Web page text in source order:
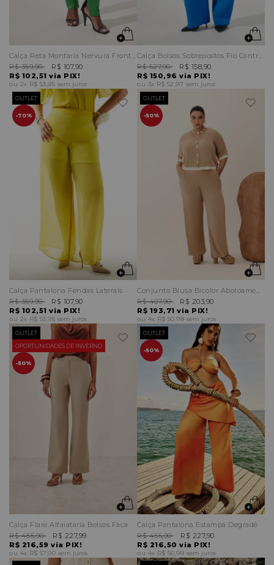
R$ 102,51 via PIX!
R$ 359,90 R$ 107,90
2x R$ 53,95 sem juros
R$ 150,96 via PIX!
R$ 527,90 R$ 158,90
3x R$ 52,97 sem juros
70%
OUTLET
Calça Pantalona Fendas Laterais
R$ 102,51 via PIX!
R$ 359,90 R$ 107,90
2x R$ 53,95 sem juros
50%
OUTLET
R$ 193,71 via PIX!
R$ 407,90 R$ 203,90
4x R$ 50,98 sem juros
50%
OPORTUNIDADES DE INVERNO
OUTLET
Calça Flare Alfaiataria Bolsos Faca
R$ 216,59 via PIX!
R$ 455,90 R$ 227,99
4x R$ 57,00 sem juros
50%
OUTLET
Calça Pantalona Estampa Degradê
R$ 216,50 via PIX!
R$ 455,90 R$ 227,90
4x R$ 56,98 sem juros